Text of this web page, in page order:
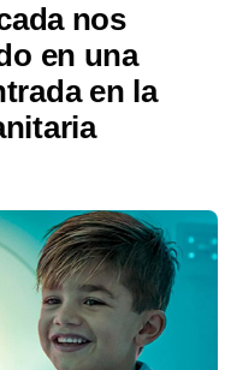
nos
en una
en la